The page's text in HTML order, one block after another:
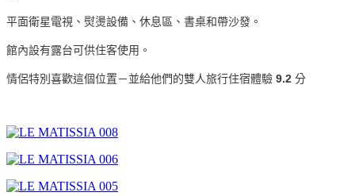
平面衛星電視、熨燙設備、休息區、書桌和帶沙發。
館內設有露台可供住客使用。
情侶特別喜歡這個位置－並給他們的雙人旅行住宿體驗 9.2 分